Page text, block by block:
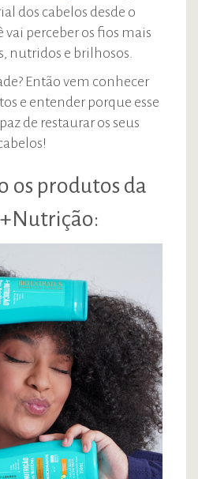
dos cabelos desde o
vai perceber os fios mais
nutridos e brilhosos.
Então vem conhecer
e entender porque esse
de restaurar os seus
os produtos da